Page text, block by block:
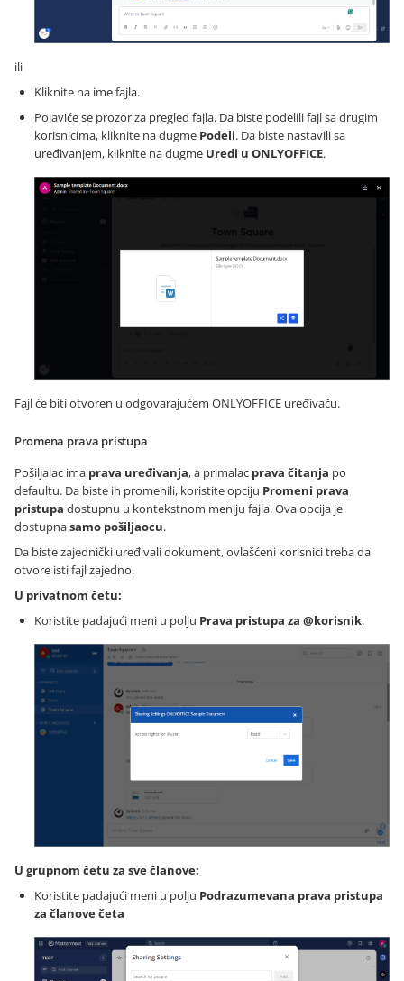
ili
Kliknite na ime fajla.
Pojaviće se prozor za pregled fajla. Da biste podelili fajl sa drugim
korisnicima, kliknite na dugme Podeli. Da biste nastavili sa
uređivanjem, kliknite na dugme Uredi u ONLYOFFICE.
Fajl će biti otvoren u odgovarajućem ONLYOFFICE uređivaču.
Promena prava pristupa
Pošiljalac ima prava uređivanja, a primalac prava čitanja po
defaultu. Da biste ih promenili, koristite opciju Promeni prava
pristupa dostupnu u kontekstnom meniju fajla. Ova opcija je
dostupnasamo pošiljaocu.
Da biste zajednički uređivali dokument, ovlašćeni korisnici treba da
otvore isti fajl zajedno.
U privatnom četu:
Koristite padajući meni u polju Prava pristupa za @korisnik.
U grupnom četu za sve članove:
Koristite padajući meni u polju Podrazumevana prava pristupa
za članove četa